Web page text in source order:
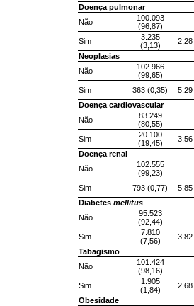
Doença pulmonar
Não
100.093
(96,87)
Sim
3.235
(3,13)
2,28
Neoplasias
Não
102.966
(99,65)
Sim 363 (0,35) 5,29
Doença cardiovascular
Não
83.249
(80,55)
Sim
20.100
(19,45)
3,56
Doença renal
Não
102.555
(99,23)
Sim 793 (0,77) 5,85
Diabetes mellitus
Não
95.523
(92,44)
Sim
7.810
(7,56)
3,82
Tabagismo
Não
101.424
(98,16)
Sim
1.905
(1,84)
2,68
Obesidade